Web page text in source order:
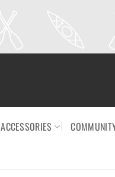
ACCESSORIES